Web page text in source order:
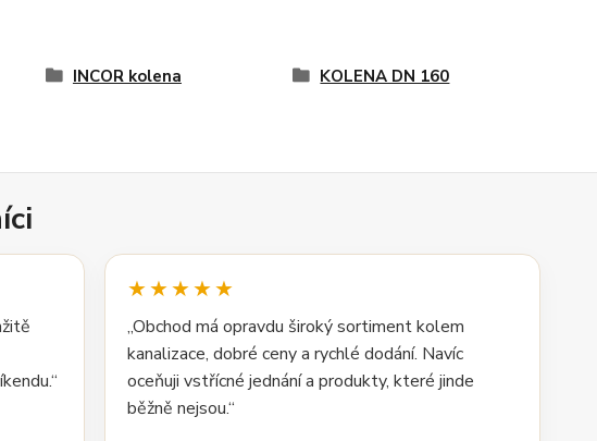
INCOR kolena KOLENA DN 160
★★★★★
„Obchod má opravdu široký sortiment kolem
kanalizace, dobré ceny a rychlé dodání. Navíc
oceňuji vstřícné jednání a produkty, které jinde
běžně nejsou.“